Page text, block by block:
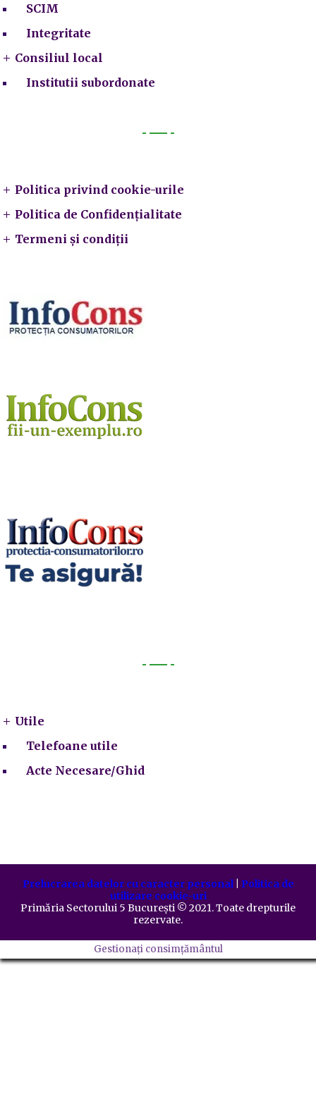
SCIM
Integritate
Consiliul local
Institutii subordonate
Politica privind cookie-urile
Politica de Confidențialitate
Termeni și condiții
Utile
Telefoane utile
Acte Necesare/Ghid
Prelucrarea datelor cu caracter personal| Politica de
utilizare cookie-uri
Primăria Sectorului 5 București ©️ 2021. Toate drepturile
rezervate.
Gestionați consimțământul